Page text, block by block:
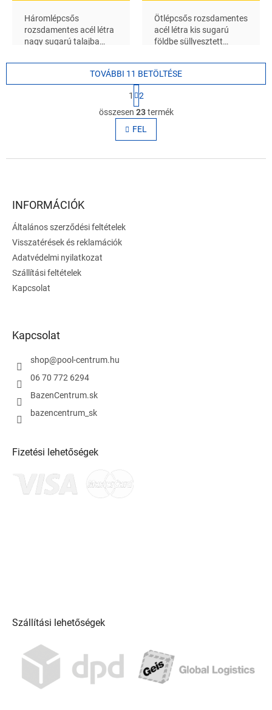
Háromlépcsős
rozsdamentes acél létra
nagy sugarú talajba
medencékhez, alkalmas
Ötlépcsős rozsdamentes
acél létra kis sugarú
földbe süllyesztett
édesvízhez
L
i
s
t
TOVÁBBI 11 BETÖLTÉSE
a
p
o
z
á
1
2
összesen 23termék
FEL
INFORMÁCIÓK
Általános szerződési feltételek
Visszatérések és reklamációk
Adatvédelmi nyilatkozat
Szállítási feltételek
Kapcsolat
Kapcsolat
shop@pool-centrum.hu
06 70 772 6294
BazenCentrum.sk
bazencentrum_sk
Fizetési lehetőségek
Szállítási lehetőségek